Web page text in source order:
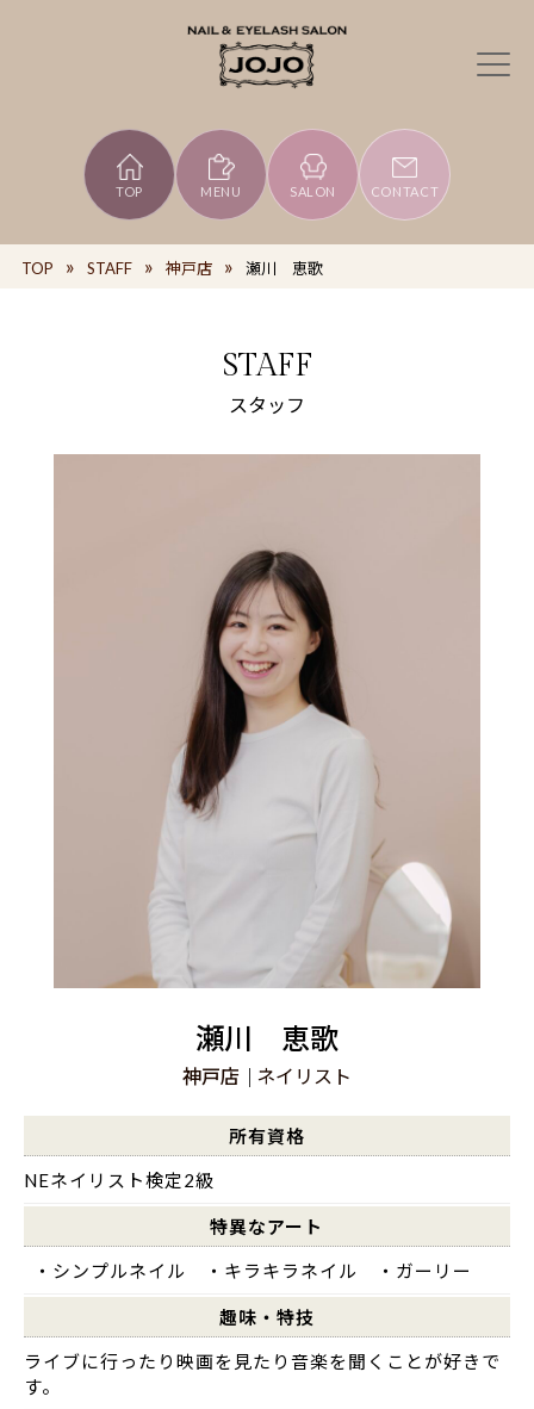
TOP MENU SALON CONTACT
TOP STAFF 神戸店 瀬川 恵歌
STAFF
スタッフ
瀬川 恵歌
神戸店 ネイリスト
所有資格
NEネイリスト検定2級
特異なアート
・シンプルネイル ・キラキラネイル ・ガーリー
趣味・特技
ライブに行ったり映画を見たり音楽を聞くことが好きで
す。